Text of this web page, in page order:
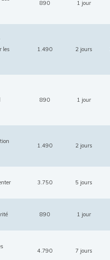
890 1 jour
les
1.490 2 jours
890 1 jour
1.490 2 jours
3.750 5 jours
890 1 jour
4.790 7 jours